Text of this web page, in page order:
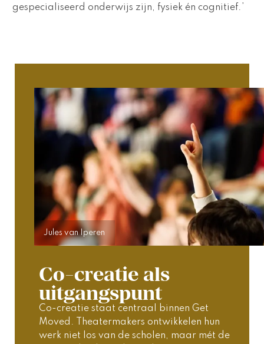
gespecialiseerd onderwijs zijn, fysiek én cognitief.’
Co-creatie als
uitgangspunt
Co-creatie staat centraal binnen Get
Moved. Theatermakers ontwikkelen hun
werk niet los van de scholen, maar mét de
Jules van Iperen